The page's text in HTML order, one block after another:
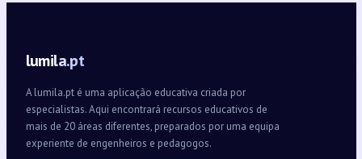
lumila.pt
A lumila.pt é uma aplicação educativa criada por
especialistas. Aqui encontrará recursos educativos de
mais de 20 áreas diferentes, preparados por uma equipa
experiente de engenheiros e pedagogos.